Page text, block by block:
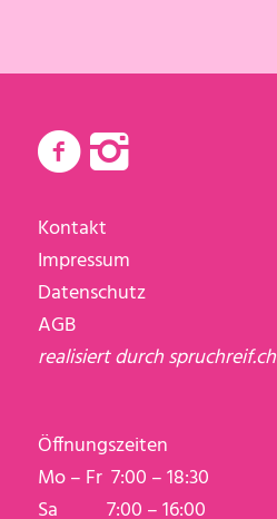
Kontakt
Impressum
Datenschutz
AGB
realisiert durchspruchreif.ch
Öffnungszeiten
Mo – Fr 7:00 – 18:30
Sa 7:00 – 16:00